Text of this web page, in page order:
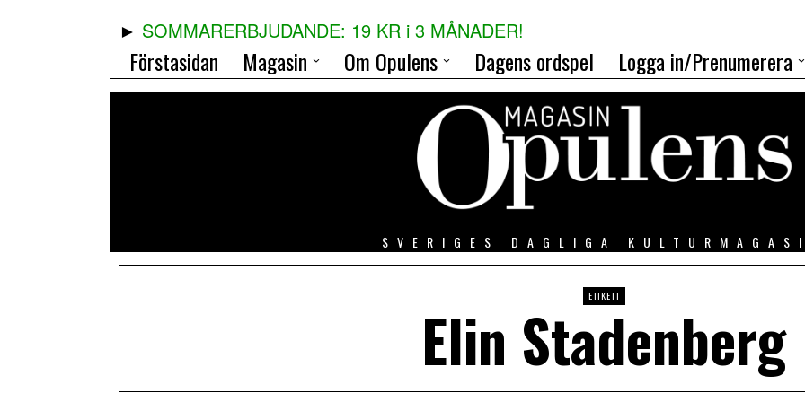
SOMMARERBJUDANDE: 19 KR i 3 MÅNADER!
Förstasidan Magasin Om Opulens Dagens ordspel Logga in/Prenumerera
SVERIGES DAGLIGA
ETIKETT
Elin Stadenberg